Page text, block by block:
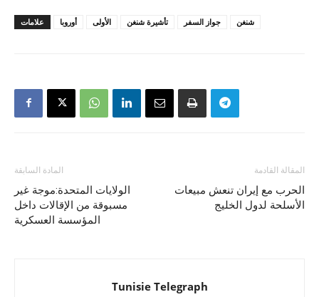
علامات أوروبا الأولى تأشيرة شنغن جواز السفر شنغن
المادة السابقة
الولايات المتحدة:موجة غير
مسبوقة من الإقالات داخل
المؤسسة العسكرية
المقالة القادمة
الحرب مع إيران تنعش مبيعات
الأسلحة لدول الخليج
Tunisie Telegraph